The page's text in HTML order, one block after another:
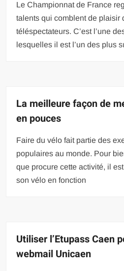
Le Championnat de France
talents qui comblent de plaisir
téléspectateurs. C’est l’une
lesquelles il est l’un des plus
La meilleure façon de
en pouces
Faire du vélo fait partie des
populaires au monde. Pour
que procure cette activité, il
son vélo en fonction
Utiliser l’Etupass Caen
webmail Unicaen